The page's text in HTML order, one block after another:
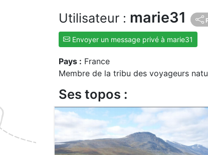
Utilisateur : marie31
Envoyer un message privé à marie31
Pays : France
Membre de la tribu des voyageurs
Ses topos :